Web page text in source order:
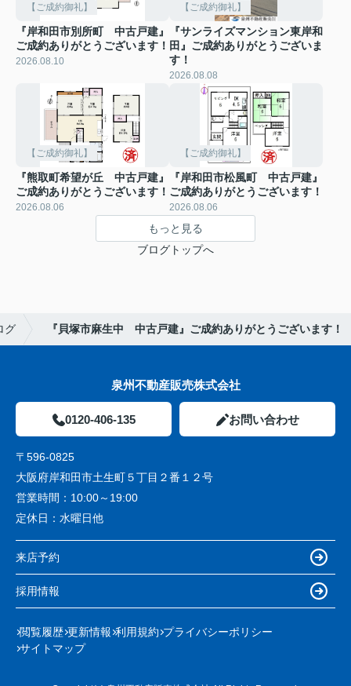
【ご成約御礼】
『岸和田市別所町 中古戸建』
ご成約ありがとうございます！
2026.08.10
【ご成約御礼】
『サンライズマンション東岸和
田』ご成約ありがとうございま
す！
2026.08.08
【ご成約御礼】
『熊取町希望が丘 中古戸建』
ご成約ありがとうございます！
2026.08.06
【ご成約御礼】
『岸和田市松風町 中古戸建』
ご成約ありがとうございます！
2026.08.06
もっと見る
ブログトップへ
グ 『貝塚市麻生中 中古戸建』ご成約ありがとうございます！
泉州不動産販売株式会社
0120-406-135 お問い合わせ
〒596-0825
大阪府岸和田市土生町５丁目２番１２号
営業時間： 10:00～19:00
定休日： 水曜日他
来店予約
採用情報
閲覧履歴 更新情報 利用規約 プライバシーポリシー
サイトマップ